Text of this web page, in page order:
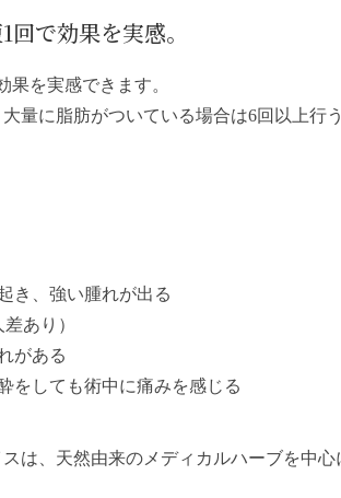
回で効果を実感。
を実感できます。
量に脂肪がついている場合は6回以上行
き、強い腫れが出る
あり）
がある
をしても術中に痛みを感じる
は、天然由来のメディカルハーブを中